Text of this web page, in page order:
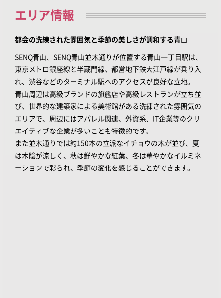
エリア情報
都会の洗練された雰囲気と季節の美しさが調和する青山
SENQ青山、SENQ青山並木通りが位置する青山一丁目駅は、
東京メトロ銀座線と半蔵門線、都営地下鉄大江戸線が乗り入
れ、渋谷などのターミナル駅へのアクセスが良好な立地。
青山周辺は高級ブランドの旗艦店や高級レストランが立ち並
び、世界的な建築家による美術館がある洗練された雰囲気の
エリアで、周辺にはアパレル関連、外資系、IT企業等のクリ
エイティブな企業が多いことも特徴的です。
また並木通りでは約150本の立派なイチョウの木が並び、夏
は木陰が涼しく、秋は鮮やかな紅葉、冬は華やかなイルミネ
ーションで彩られ、季節の変化を感じることができます。